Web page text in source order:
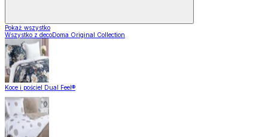
Pokaż wszystko
Wszystko z decoDoma Original Collection
Koce i pościel Dual Feel®